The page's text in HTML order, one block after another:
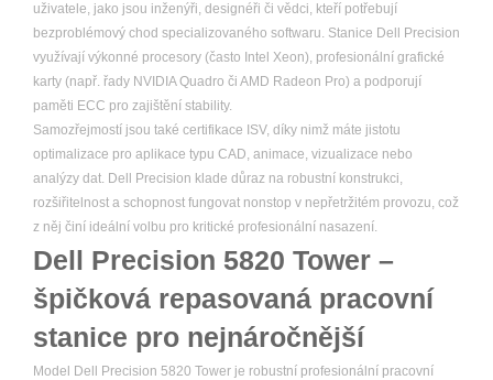
uživatele, jako jsou inženýři, designéři či vědci, kteří potřebují
bezproblémový chod specializovaného softwaru. Stanice Dell Precision
využívají výkonné procesory (často Intel Xeon), profesionální grafické
karty (např. řady NVIDIA Quadro či AMD Radeon Pro) a podporují
paměti ECC pro zajištění stability.
Samozřejmostí jsou také certifikace ISV, díky nimž máte jistotu
optimalizace pro aplikace typu CAD, animace, vizualizace nebo
analýzy dat. Dell Precision klade důraz na robustní konstrukci,
rozšiřitelnost a schopnost fungovat nonstop v nepřetržitém provozu, což
z něj činí ideální volbu pro kritické profesionální nasazení.
Dell Precision 5820 Tower –
špičková repasovaná pracovní
stanice pro nejnáročnější
Model Dell Precision 5820 Tower je robustní profesionální pracovní